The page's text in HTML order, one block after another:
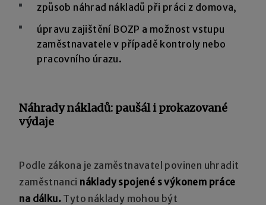
způsob náhrad nákladů při práci z domova,
úpravu zajištění BOZP a možnost vstupu
zaměstnavatele v případě kontroly nebo
pracovního úrazu.
Náhrady nákladů: paušál i prokazované
výdaje
Podle zákona je zaměstnavatel povinen uhradit
zaměstnanci nákladyspojené svýkonem práce
na dálku. Tyto náklady mohou být